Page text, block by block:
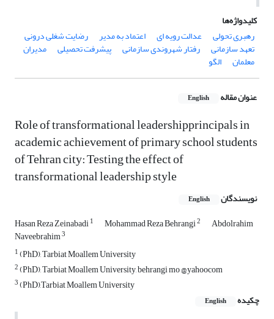
کلیدواژه‌ها
رهبری تحولی
عدالت رویه ای اعتماد به مدیر رضایت شغلی درونی
تعهد سازمانی رفتار شهروندی سازمانی پیشرفت تحصیلی مدیران
معلمان الگو
عنوان مقاله English
Role of transformational leadershipprincipals in
academic achievement of primary school students
of Tehran city: Testing the effect of
transformational leadership style
نویسندگان English
Hasan Reza Zeinabadi1 Mohammad Reza Behrangi2 Abdolrahim
Naveebrahim3
1(PhD), Tarbiat Moallem University
2(PhD), Tarbiat Moallem University, behrangi mo @yahoocom
3(PhD),Tarbiat Moallem University
چکیده
English